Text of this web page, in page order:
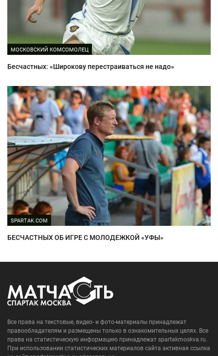
МОСКОВСКИЙ КОМСОМОЛЕЦ
Бесчастных: «Широкову перестраиваться не надо»
SPARTAK.COM
БЕСЧАСТНЫХ ОБ ИГРЕ С МОЛОДЕЖКОЙ «УФЫ»
Все права на текстовые, видео- и фото-материалы принадлежат
правообладателям и размещены только в ознакомительных целях. Все
права на статистическую информацию принадлежат spartakmoskva.ru.
При использовании статистических материалов сайта активная ссылка